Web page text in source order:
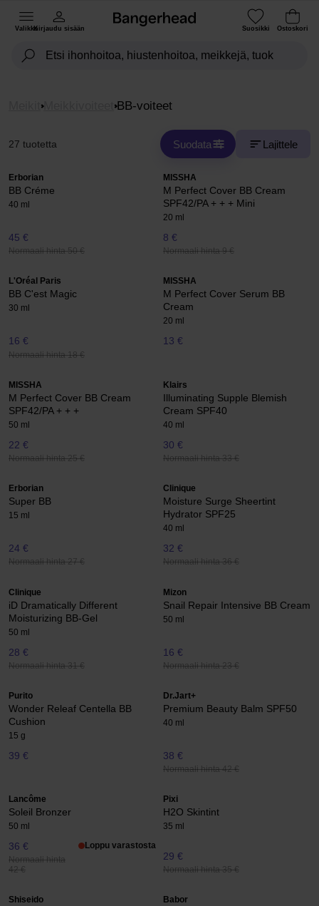
ValikkoKirjaudu sisään Suosikki Ostoskori
Meikkivoiteet BB-voiteet
27 tuotetta Suodata Lajittele
Erborian
BB Créme
40 ml
45 €
Normaali hinta 50 €
MISSHA
M Perfect Cover BB Cream
SPF42/PA + + + Mini
20 ml
8 €
Normaali hinta 9 €
L'Oréal Paris
BB C'est Magic
30 ml
16 €
Normaali hinta 18 €
MISSHA
M Perfect Cover Serum BB
Cream
20 ml
13 €
MISSHA
M Perfect Cover BB Cream
SPF42/PA + + +
50 ml
22 €
Normaali hinta 25 €
Klairs
Illuminating Supple Blemish
Cream SPF40
40 ml
30 €
Normaali hinta 33 €
Erborian
Super BB
15 ml
24 €
Normaali hinta 27 €
Clinique
Moisture Surge Sheertint
Hydrator SPF25
40 ml
32 €
Normaali hinta 36 €
Clinique
iD Dramatically Different
Moisturizing BB-Gel
50 ml
28 €
Normaali hinta 31 €
Mizon
Snail Repair Intensive BB Cream
50 ml
16 €
Normaali hinta 23 €
Purito
Wonder Releaf Centella BB
Cushion
15 g
39 €
Dr.Jart+
Premium Beauty Balm SPF50
40 ml
38 €
Normaali hinta 42 €
Lancôme
Soleil Bronzer
50 ml
36 €
Normaali hinta
42 €
Loppu varastosta
Pixi
H2O Skintint
35 ml
29 €
Normaali hinta 35 €
Shiseido Babor